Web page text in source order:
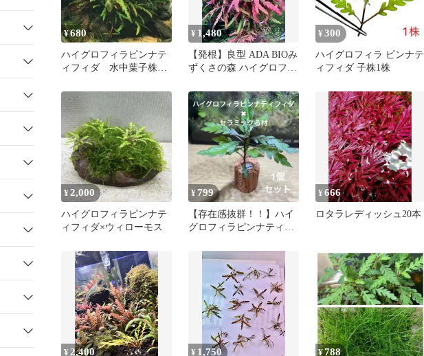
¥680
ハイグロフィラピンナテ
ィフィダ 水中葉子株2
¥ 1,480
【発根】良型 ADA BIOみ
ずくさの森 ハイグロフィ
¥ 300
ハイグロフィラ ピンナテ
ィフィダ 子株1株
¥2,000
ハイグロフィラピンナテ
ィフィダ×ウィローモス
¥ 799
【存在感抜群！！】ハイ
グロフィラピンナティフ
¥666
ロタラレディッシュ20本
¥ 2,400 ¥ 1,750 ¥788